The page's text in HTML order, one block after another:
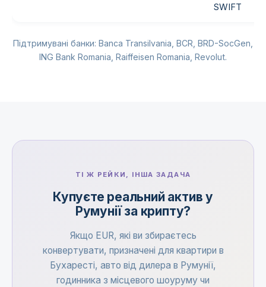
SWIFT
Підтримувані банки: Banca Transilvania, BCR, BRD-SocGen,
ING Bank Romania, Raiffeisen Romania, Revolut.
ТІ Ж РЕЙКИ, ІНША ЗАДАЧА
Купуєте реальний актив у
Румунії за крипту?
Якщо EUR, які ви збираєтесь
конвертувати, призначені для квартири в
Бухаресті, авто від дилера в Румунії,
годинника з місцевого шоуруму чи